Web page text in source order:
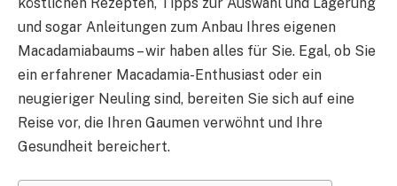
und sogar Anleitungen zum Anbau Ihres eigenen
Macadamiabaums – wir haben alles für Sie. Egal, ob Sie
ein erfahrener Macadamia-Enthusiast oder ein
neugieriger Neuling sind, bereiten Sie sich auf eine
Reise vor, die Ihren Gaumen verwöhnt und Ihre
Gesundheit bereichert.